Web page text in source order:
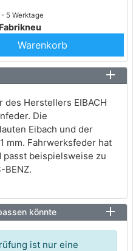
5 Werktage
Fabrikneu
Warenkorb
Herstellers EIBACH
Die
Eibach und der
mm. Fahrwerksfeder hat
passt beispielsweise zu
BENZ.
könnte
ist nur eine